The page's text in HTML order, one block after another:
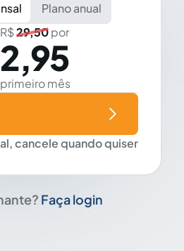
Plano anual
29,50por
2,95
mês
cancele quando quiser
Faça login